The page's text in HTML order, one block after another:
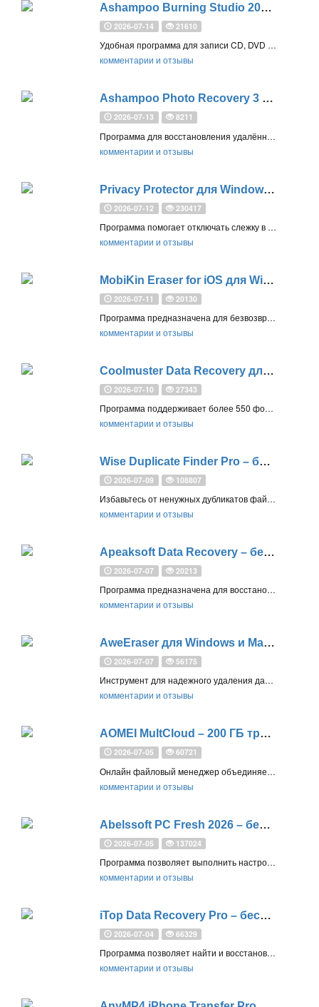
Ashampoo Burning Studio 2026 – бесплатная лицензия (пожизненная)
2026-07-14 21610
Удобная программа для записи CD, DVD и Blu-ray дисков. Поддерживает резервное копирование, риппинг аудио-CD, работу с ISO-образами, защиту от царапин и создание обложек. Совместима с Windows 10 и 11
комментарии и отзывы
Ashampoo Photo Recovery 3 – бесплатная лицензия (пожизненная)
2026-07-13 8211
Программа для восстановления удалённых и повреждённых фотографий с жёстких дисков, флешек, карт памяти и смартфонов. Поддерживает RAW-форматы, восстановление после форматирования и удобный предварительный просмотр
комментарии и отзывы
Privacy Protector для Windows 11 и Windows 10 – бесплатная лицензия
2026-07-12 230417
Программа помогает отключать слежку в Windows, позволяя управлять параметрами конфиденциальности и безопасности системы
комментарии и отзывы
MobiKin Eraser for iOS для Windows – бесплатная лицензия
2026-07-11 20130
Программа предназначена для безвозвратного удаления всех данных с ваших устройств iPhone и iPad, например, перед продажей мобильного устройства
комментарии и отзывы
Coolmuster Data Recovery для Windows – бесплатная лицензия на 1 год
2026-07-10 27343
Программа поддерживает более 550 форматов, восстанавливает данные после удаления или форматирования, и работает с внутренней и внешней памятью
комментарии и отзывы
Wise Duplicate Finder Pro – бесплатная лицензия (пожизненная)
2026-07-09 108807
Избавьтесь от ненужных дубликатов файлов на вашем Windows ПК и освободите больше места на жестких дисках
комментарии и отзывы
Apeaksoft Data Recovery – бесплатная лицензия на 1 год
2026-07-07 20213
Программа предназначена для восстановления файлов, потерянных из-за ошибочного удаления, повреждения накопителя данных, вирусной атаки и т.д.
комментарии и отзывы
AweEraser для Windows и Mac – бесплатная лицензия
2026-07-07 56175
Инструмент для надежного удаления данных поможет вам безвозвратно стереть файлы, очистить жесткие диски и неиспользуемое дисковое пространство
комментарии и отзывы
AOMEI MultCloud – 200 ГБ трафика в месяц
2026-07-05 60721
Онлайн файловый менеджер объединяет более 30 облачных служб для эффективной совместной работы и управления множеством файлов в облаке, даже если вы работаете дома
комментарии и отзывы
Abelssoft PC Fresh 2026 – бесплатная лицензия (пожизненная)
2026-07-05 137024
Программа позволяет выполнить настройку и оптимизацию операционной системы, а также отключить ненужные службы и функции для ускорения работы компьютера
комментарии и отзывы
iTop Data Recovery Pro – бесплатная лицензия
2026-07-04 66329
Программа позволяет найти и восстановить удалённые файлы на всех типах носителей, включая SSD-накопители, жесткие диски и карты памяти
комментарии и отзывы